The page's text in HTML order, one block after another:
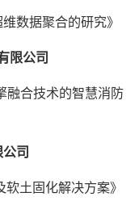
数据聚合的研究》
限公司
融合技术的智慧消防
司
土固化解决方案》